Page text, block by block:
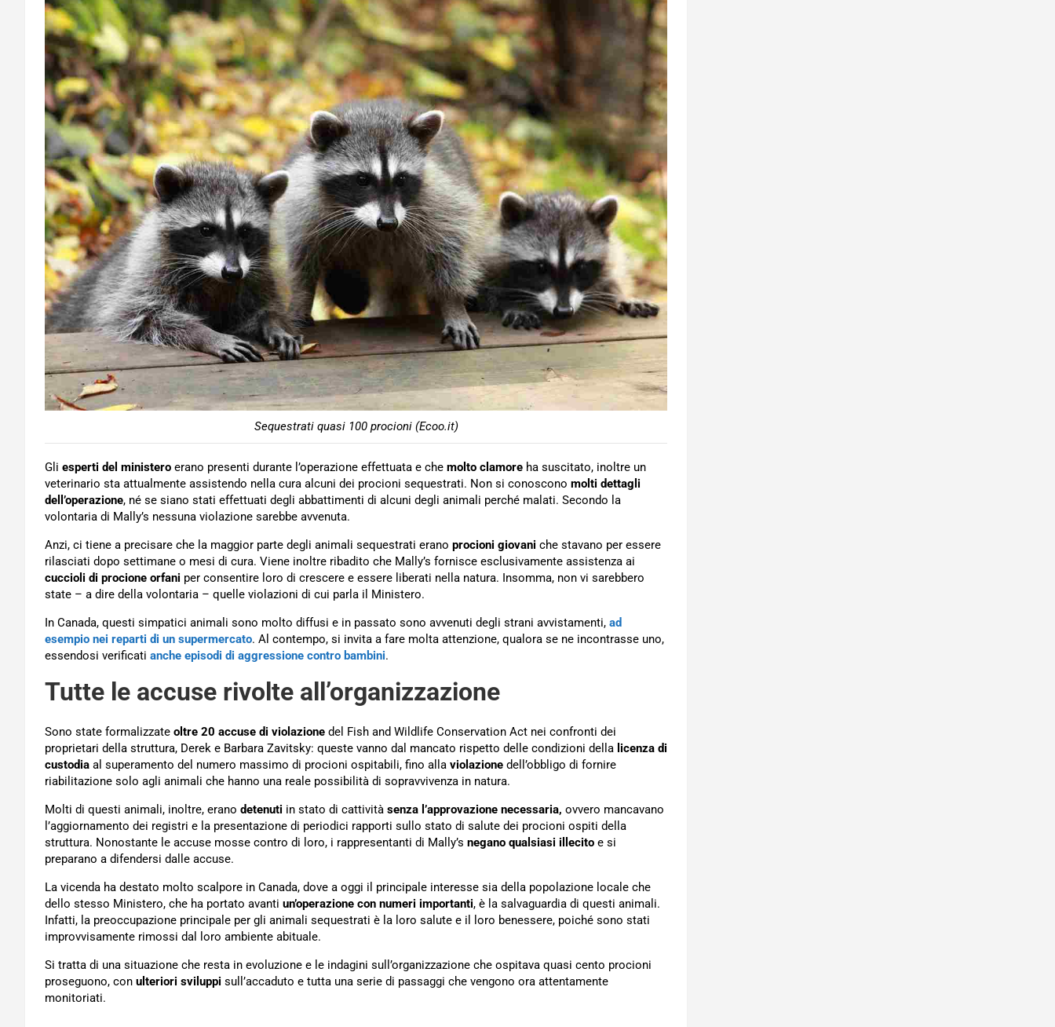
Sequestrati quasi 100 procioni (Ecoo.it)
Gli esperti del ministero erano presenti durante l’operazione effettuata e che molto clamore ha suscitato, inoltre un
veterinario sta attualmente assistendo nella cura alcuni dei procioni sequestrati. Non si conoscono molti dettagli
dell’operazione, né se siano stati effettuati degli abbattimenti di alcuni degli animali perché malati. Secondo la
volontaria di Mally’s nessuna violazione sarebbe avvenuta.
Anzi, ci tiene a precisare che la maggior parte degli animali sequestrati erano procioni giovani che stavano per essere
rilasciati dopo settimane o mesi di cura. Viene inoltre ribadito che Mally’s fornisce esclusivamente assistenza ai
cuccioli di procione orfani per consentire loro di crescere e essere liberati nella natura. Insomma, non vi sarebbero
state – a dire della volontaria – quelle violazioni di cui parla il Ministero.
In Canada, questi simpatici animali sono molto diffusi e in passato sono avvenuti degli strani avvistamenti, ad
esempio nei reparti di un supermercato. Al contempo, si invita a fare molta attenzione, qualora se ne incontrasse uno,
essendosi verificati anche episodi di aggressione contro bambini.
Tutte le accuse rivolte all’organizzazione
Sono state formalizzate oltre 20 accuse di violazione del Fish and Wildlife Conservation Act nei confronti dei
proprietari della struttura, Derek e Barbara Zavitsky: queste vanno dal mancato rispetto delle condizioni della licenza di
custodia al superamento del numero massimo di procioni ospitabili, fino alla violazione dell’obbligo di fornire
riabilitazione solo agli animali che hanno una reale possibilità di sopravvivenza in natura.
Molti di questi animali, inoltre, erano detenuti in stato di cattività senza l’approvazione necessaria, ovvero mancavano
l’aggiornamento dei registri e la presentazione di periodici rapporti sullo stato di salute dei procioni ospiti della
struttura. Nonostante le accuse mosse contro di loro, i rappresentanti di Mally’s negano qualsiasi illecito e si
preparano a difendersi dalle accuse.
La vicenda ha destato molto scalpore in Canada, dove a oggi il principale interesse sia della popolazione locale che
dello stesso Ministero, che ha portato avanti un’operazione con numeri importanti, è la salvaguardia di questi animali.
Infatti, la preoccupazione principale per gli animali sequestrati è la loro salute e il loro benessere, poiché sono stati
improvvisamente rimossi dal loro ambiente abituale.
Si tratta di una situazione che resta in evoluzione e le indagini sull’organizzazione che ospitava quasi cento procioni
proseguono, con ulteriori sviluppi sull’accaduto e tutta una serie di passaggi che vengono ora attentamente
monitoriati.